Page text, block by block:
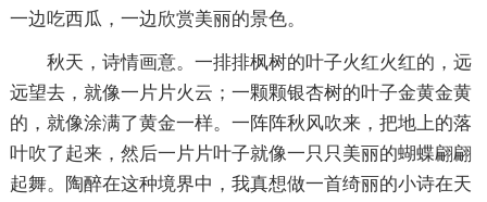
一边吃西瓜，一边欣赏美丽的景色。
秋天，诗情画意。一排排枫树的叶子火红火红的，远
远望去，就像一片片火云；一颗颗银杏树的叶子金黄金黄
的，就像涂满了黄金一样。一阵阵秋风吹来，把地上的落
叶吹了起来，然后一片片叶子就像一只只美丽的蝴蝶翩翩
起舞。陶醉在这种境界中，我真想做一首绮丽的小诗在天